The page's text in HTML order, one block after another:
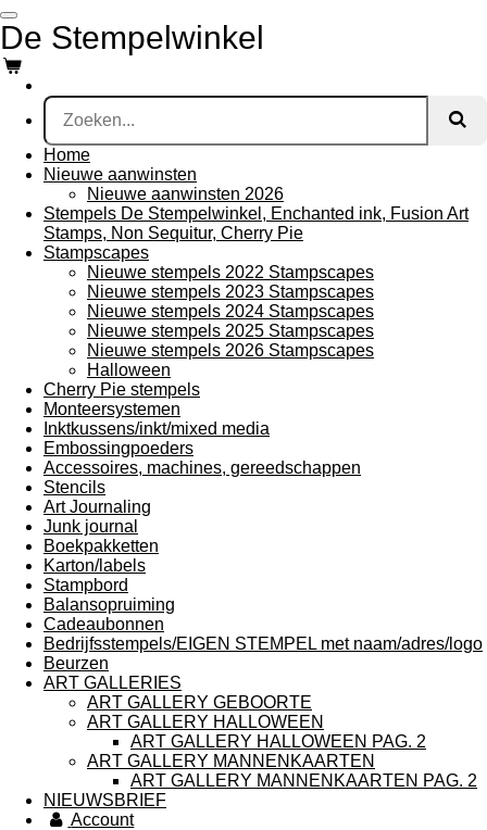
Ga
direct
naar
de
hoofdinhoud
De Stempelwinkel
Home
Nieuwe aanwinsten
Nieuwe aanwinsten 2026
Stempels De Stempelwinkel, Enchanted ink, Fusion Art
Stamps, Non Sequitur, Cherry Pie
Stampscapes
Nieuwe stempels 2022 Stampscapes
Nieuwe stempels 2023 Stampscapes
Nieuwe stempels 2024 Stampscapes
Nieuwe stempels 2025 Stampscapes
Nieuwe stempels 2026 Stampscapes
Halloween
Cherry Pie stempels
Monteersystemen
Inktkussens/inkt/mixed media
Embossingpoeders
Accessoires, machines, gereedschappen
Stencils
Art Journaling
Junk journal
Boekpakketten
Karton/labels
Stampbord
Balansopruiming
Cadeaubonnen
Bedrijfsstempels/EIGEN STEMPEL met naam/adres/logo
Beurzen
ART GALLERIES
ART GALLERY GEBOORTE
ART GALLERY HALLOWEEN
ART GALLERY HALLOWEEN PAG. 2
ART GALLERY MANNENKAARTEN
ART GALLERY MANNENKAARTEN PAG. 2
NIEUWSBRIEF
Account